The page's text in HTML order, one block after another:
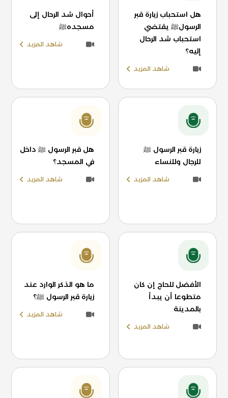
هل استحباب زيارة قبر
الرسولﷺ يقتضي
استحباب شد الرحال
إليه؟
شاهد المزيد
أحوال شد الرحال إلى
مسجدهﷺ
شاهد المزيد
زيارة قبر الرسول ﷺ
للرجال وللنساء
شاهد المزيد
هل قبر الرسول ﷺ داخل
في المسجد؟
شاهد المزيد
الأفضل للحاج إن كان
متطوعا أن يبدأ
بالمدينة
شاهد المزيد
ما هو الذكر الوارد عند
زيارة قبر الرسول ﷺ؟
شاهد المزيد